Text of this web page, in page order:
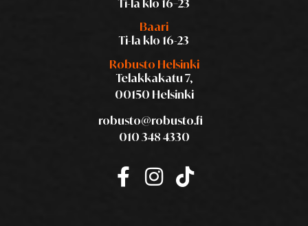
Robusto Helsinki
Telakkakatu 7,
00150 Helsinki
robusto@robusto.fi
010 348 4330
Ti-la klo 16–23
Baari
Ti-la klo 16-23